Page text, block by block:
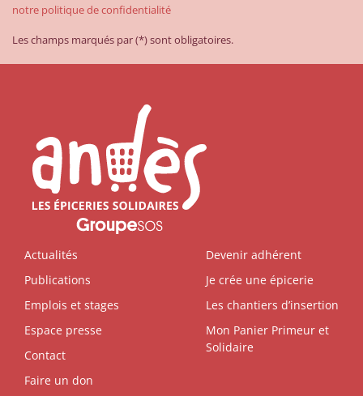
notre politique de confidentialité
Les champs marqués par (*) sont obligatoires.
Actualités
Publications
Emplois et stages
Espace presse
Contact
Devenir adhérent
Je crée une épicerie
Les chantiers d’insertion
Mon Panier Primeur et
Solidaire
Faire un don